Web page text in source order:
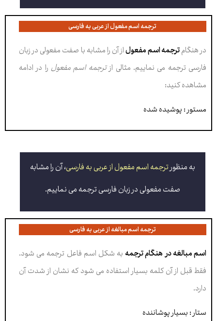
ترجمه اسم مفعول از عربی به فارسی
در هنگامترجمه اسم مفعولاز آن را مشابه با صفت مفعولی در زبان
فارسی ترجمه می نماییم. مثالی ازترجمه اسم مفعول را در ادامه
مشاهده کنید:
مستور : پوشیده شده
به منظورترجمه اسم مفعول از عربی به فارسی، آن را مشابه
صفت مفعولی در زبان فارسی ترجمه می نماییم.
ترجمه اسم مبالغه از عربی به فارسی
اسم مبالغه در هنگام ترجمهبه شکل اسم فاعل ترجمه می شود.
فقط قبل از آن کلمه بسیار استفاده می شود که نشان از شدت آن
دارد.
ستار : بسیار پوشاننده